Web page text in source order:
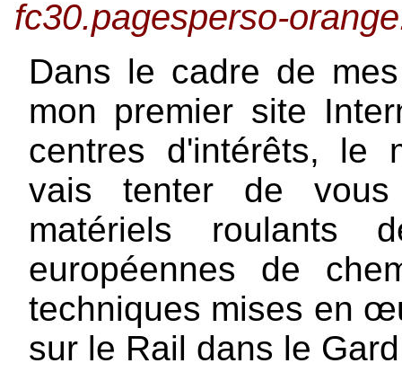
fc30.pagesperso-
Dans le cadre de
mon premier site
centres d'intérêts, le
vais tenter de vous
matériels roulants
européennes de
techniques mises en
sur le Rail dans le